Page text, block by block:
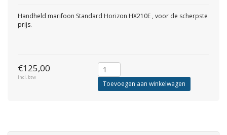
Handheld marifoon Standard Horizon HX210E , voor de scherpste
prijs.
€125,00
Incl. btw
Toevoegen aan winkelwagen